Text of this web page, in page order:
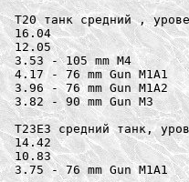
T20 танк средний ,
16.04
12.05
3.53 - 105 mm M4
4.17 - 76 mm Gun M1A1
3.96 - 76 mm Gun M1A2
3.82 - 90 mm Gun M3
T23E3 средний танк,
14.42
10.83
3.75 - 76 mm Gun M1A1